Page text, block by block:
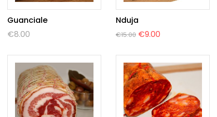
Guanciale
€8.00
Nduja
€15.00 €9.00